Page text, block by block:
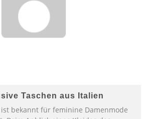
Taschen aus Italien
bekannt für feminine Damenmode